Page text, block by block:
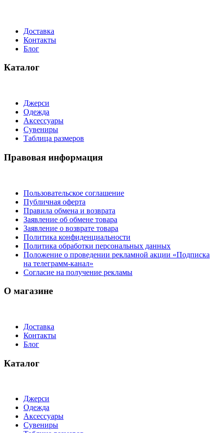
Доставка
Контакты
Блог
Каталог
Джерси
Одежда
Аксессуары
Сувениры
Таблица размеров
Правовая информация
Пользовательское соглашение
Публичная оферта
Правила обмена и возврата
Заявление об обмене товара
Заявление о возврате товара
Политика конфиденциальности
Политика обработки персональных данных
Положение о проведении рекламной акции «Подписка
на телеграмм-канал»
Согласие на получение рекламы
О магазине
Доставка
Контакты
Блог
Каталог
Джерси
Одежда
Аксессуары
Сувениры